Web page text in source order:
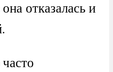
отказалась и